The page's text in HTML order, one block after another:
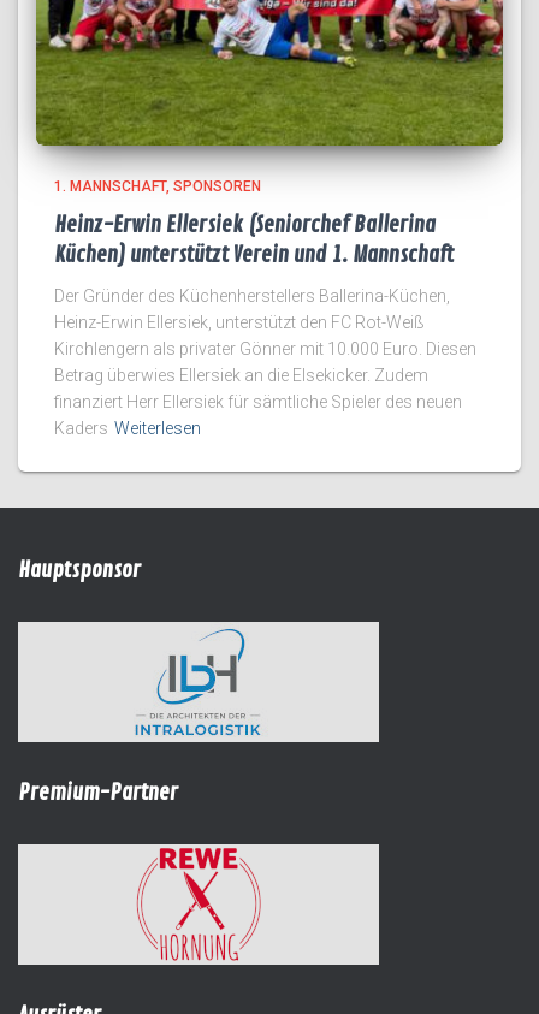
1. MANNSCHAFT SPONSOREN
Heinz-Erwin Ellersiek (Seniorchef Ballerina
Küchen) unterstützt Verein und 1. Mannschaft
Der Gründer des Küchenherstellers Ballerina-Küchen,
Heinz-Erwin Ellersiek, unterstützt den FC Rot-Weiß
Kirchlengern als privater Gönner mit 10.000 Euro. Diesen
Betrag überwies Ellersiek an die Elsekicker. Zudem
finanziert Herr Ellersiek für sämtliche Spieler des neuen
Kaders Weiterlesen
Hauptsponsor
Premium-Partner